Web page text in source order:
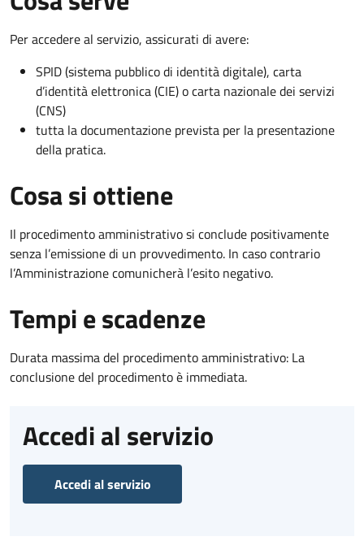
Per accedere al servizio, assicurati di avere:
SPID (sistema pubblico di identità digitale), carta
d’identità elettronica (CIE) o carta nazionale dei servizi
(CNS)
tutta la documentazione prevista per la presentazione
della pratica.
Cosa si ottiene
Il procedimento amministrativo si conclude positivamente
senza l’emissione di un provvedimento. In caso contrario
l’Amministrazione comunicherà l’esito negativo.
Tempi e scadenze
Durata massima del procedimento amministrativo: La
conclusione del procedimento è immediata.
Accedi al servizio
Accedi al servizio